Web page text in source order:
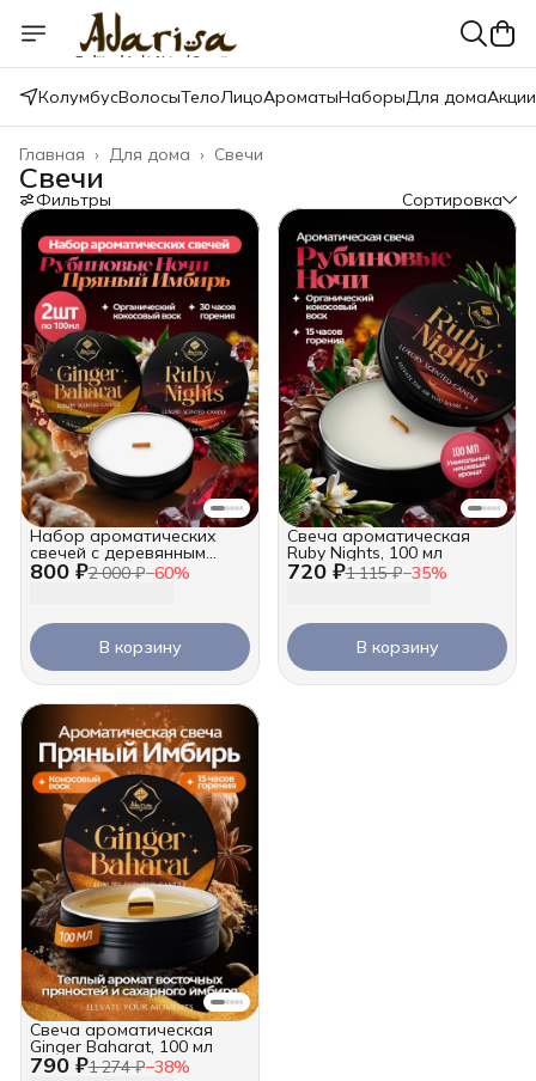
КолумбусВолосыТелоЛицоАроматыНаборыДля домаАкции
Свечи
Для дома ›
Главная ›
Свечи
Фильтры Сортировка
800 ₽2 000 ₽−60%
Набор ароматических
свечей с деревянным
фитилем, 2х100 мл
В корзину
720 ₽1 115 ₽−35%
Свеча ароматическая
Ruby Nights, 100 мл
В корзину
790 ₽1 274 ₽−38%
Свеча ароматическая
Ginger Baharat, 100 мл